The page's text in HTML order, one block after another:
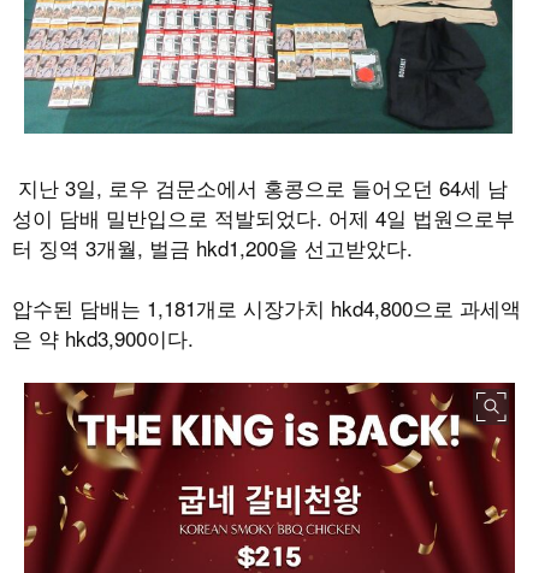
지난 3일, 로우 검문소에서 홍콩으로 들어오던 64세 남
성이 담배 밀반입으로 적발되었다. 어제 4일 법원으로부
터 징역 3개월, 벌금 hkd1,200을 선고받았다.
압수된 담배는 1,181개로 시장가치 hkd4,800으로 과세액
은 약 hkd3,900이다.